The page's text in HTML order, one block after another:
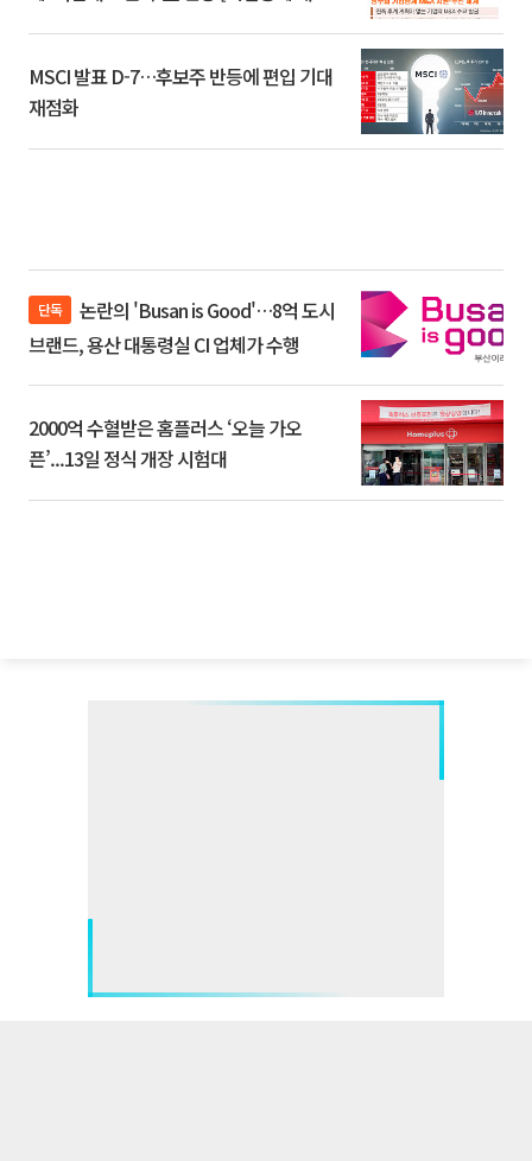
MSCI 발표 D-7…후보주 반등에 편입 기대
재점화
단독
브랜드, 용산 대통령실 CI 업체가 수행
2000억 수혈받은 홈플러스 ‘오늘 가오
픈’...13일 정식 개장 시험대